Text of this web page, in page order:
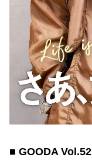
■ GOODA Vol.52